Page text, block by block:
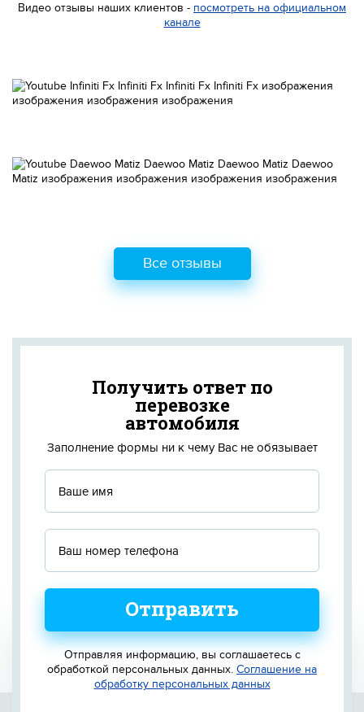
Видео отзывы наших клиентов - посмотреть на официальном
канале
Все отзывы
Получить ответ по
перевозке
автомобиля
Заполнение формы ни к чему Вас не обязывает
Отправить
Отправляя информацию, вы соглашаетесь с
обработкой персональных данных. Соглашение на
обработку персональных данных